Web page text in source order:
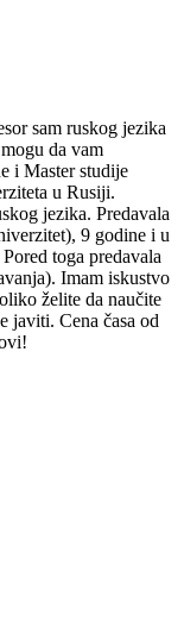
sam ruskog jezika
da vam
i Master studije
u Rusiji.
jezika. Predavala
9 godine i u
toga predavala
Imam iskustvo
želite da naučite
javiti. Cena časa od